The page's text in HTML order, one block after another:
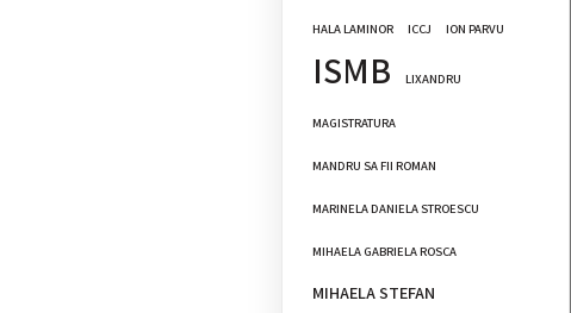
HALA LAMINOR ICCJ ION PARVU
ISMB LIXANDRU
MAGISTRATURA
MANDRU SA FII ROMAN
MARINELA DANIELA STROESCU
MIHAELA GABRIELA ROSCA
MIHAELA STEFAN